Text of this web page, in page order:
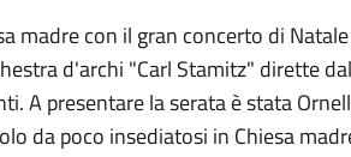
madre con il gran concerto di
d'archi "Carl Stamitz" dirette
A presentare la serata è stata
da poco insediatosi in Chiesa